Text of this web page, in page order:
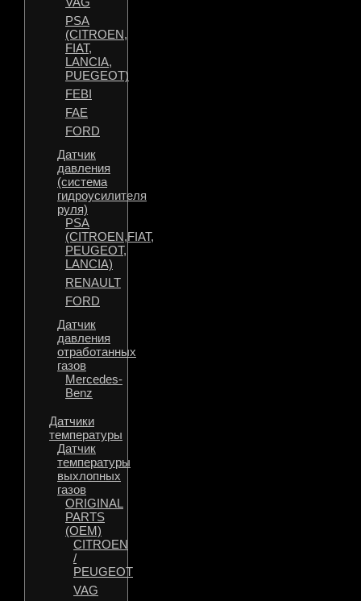
PSA
(CITROEN,
FIAT,
LANCIA,
PUEGEOT)
FEBI
FAE
FORD
Датчик
давления
(система
гидроусилителя
руля)
PSA
(CITROEN,FIAT,
PEUGEOT,
LANCIA)
RENAULT
FORD
Датчик
давления
отработанных
газов
Mercedes-
Benz
Датчики
температуры
Датчик
температуры
выхлопных
газов
ORIGINAL
PARTS
(OEM)
CITROEN
/
PEUGEOT
VAG